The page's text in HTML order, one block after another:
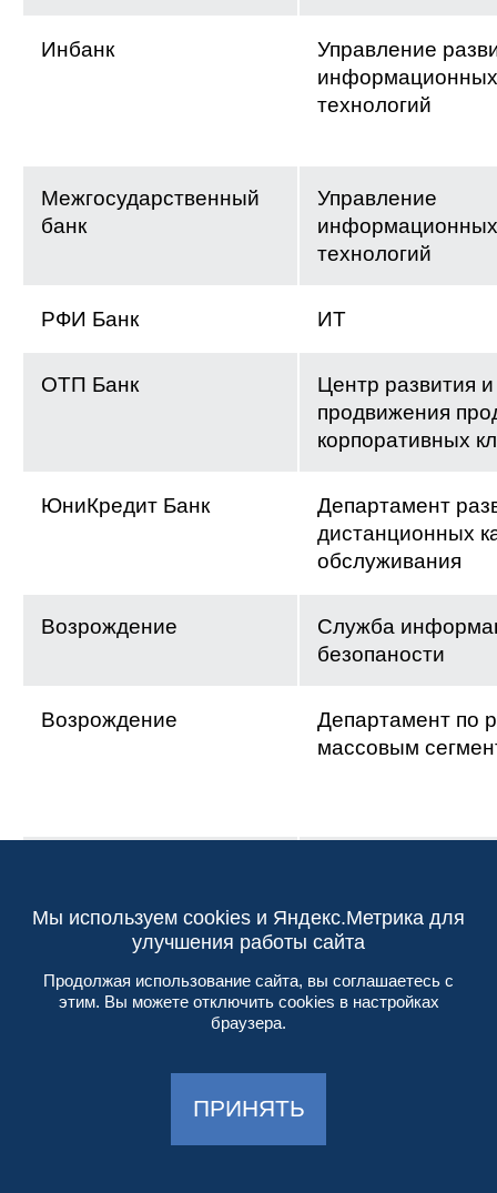
Инбанк
Управление
информационных
технологий
Межгосударственный
банк
Управление
информационных
технологий
РФИ Банк ИТ
ОТП Банк
Центр развития и
продвижения
корпоративных
ЮниКредит Банк
Департамент
дистанционных
обслуживания
Возрождение
Служба
безопаности
Возрождение
Департамент по
массовым
КИВИ Банк
системами в
ближнего
Хоум Кредит Банк
Управление
Мы используем cookies и Яндекс.Метрика для
улучшения работы сайта
Продолжая использование сайта, вы соглашаетесь с
этим. Вы можете отключить cookies в настройках
браузера.
ПРИНЯТЬ